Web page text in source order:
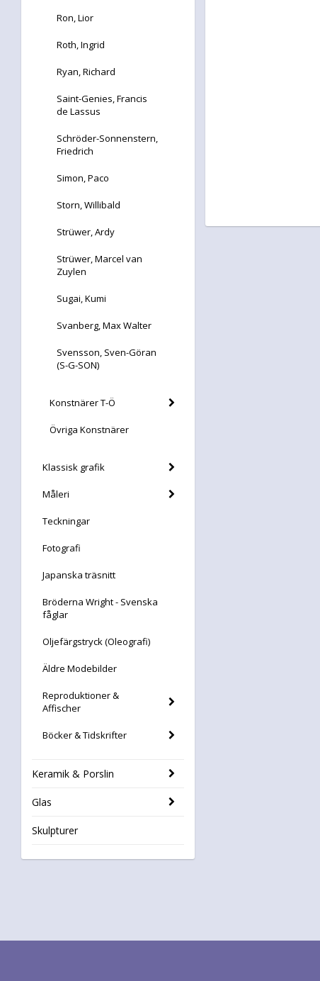
Ron, Lior
Roth, Ingrid
Ryan, Richard
Saint-Genies, Francis
de Lassus
Schröder-Sonnenstern,
Friedrich
Simon, Paco
Storn, Willibald
Strüwer, Ardy
Strüwer, Marcel van
Zuylen
Sugai, Kumi
Svanberg, Max Walter
Svensson, Sven-Göran
(S-G-SON)
Konstnärer T-Ö
Övriga Konstnärer
Klassisk grafik
Måleri
Teckningar
Fotografi
Japanska träsnitt
Bröderna Wright - Svenska
fåglar
Oljefärgstryck (Oleografi)
Äldre Modebilder
Reproduktioner &
Affischer
Böcker & Tidskrifter
Keramik & Porslin
Glas
Skulpturer